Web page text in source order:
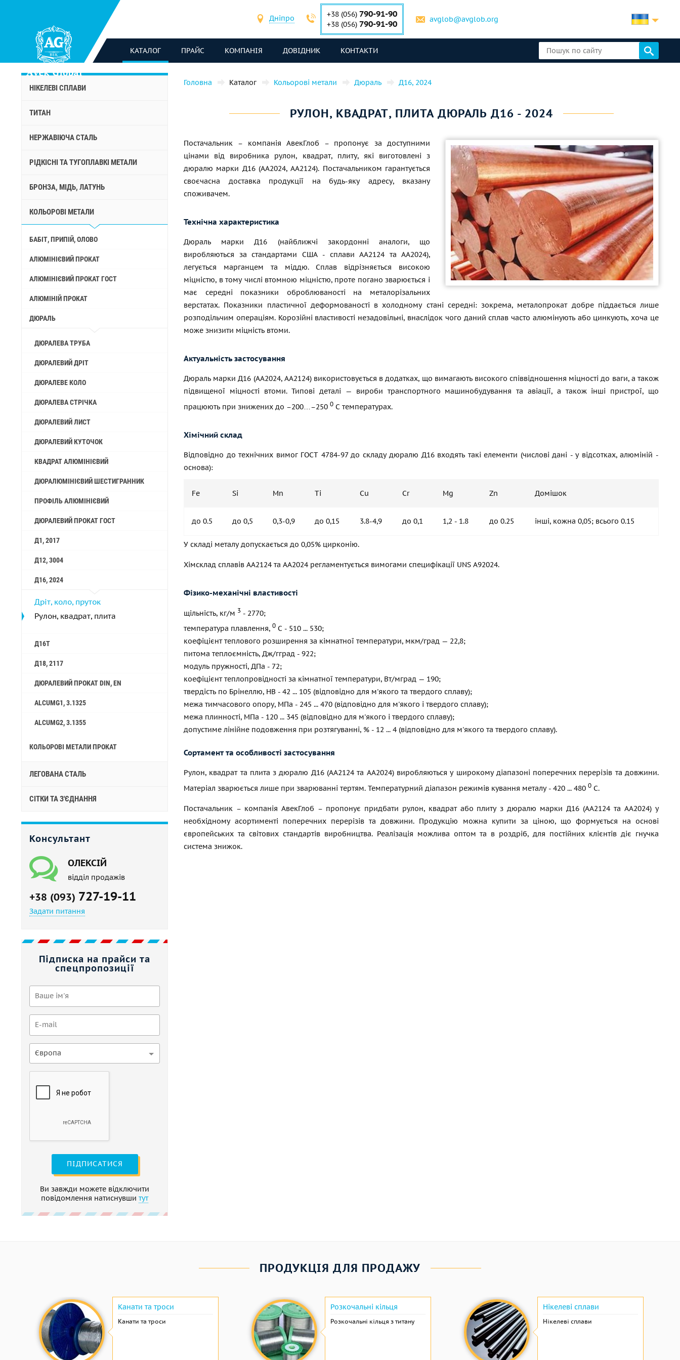
Дніпро +38 (056) 790-91-90
+38 (056) 790-91-90 avglob@avglob.org
КАТАЛОГ ПРАЙС КОМПАНІЯ ДОВІДНИК КОНТАКТИ
НІКЕЛЕВІ СПЛАВИ
ТИТАН
НЕРЖАВІЮЧА СТАЛЬ
РІДКІСНІ ТА ТУГОПЛАВКІ МЕТАЛИ
БРОНЗА, МІДЬ, ЛАТУНЬ
КОЛЬОРОВІ МЕТАЛИ
БАБІТ, ПРИПІЙ, ОЛОВО
АЛЮМІНІЄВИЙ ПРОКАТ
АЛЮМІНІЄВИЙ ПРОКАТ ГОСТ
АЛЮМІНІЙ ПРОКАТ
ДЮРАЛЬ
ДЮРАЛЕВА ТРУБА
ДЮРАЛЕВИЙ ДРІТ
ДЮРАЛЕВЕ КОЛО
ДЮРАЛЕВА СТРІЧКА
ДЮРАЛЕВИЙ ЛИСТ
ДЮРАЛЕВИЙ КУТОЧОК
КВАДРАТ АЛЮМІНІЄВИЙ
ДЮРАЛЮМІНІЄВИЙ ШЕСТИГРАННИК
ПРОФІЛЬ АЛЮМІНІЄВИЙ
ДЮРАЛЕВИЙ ПРОКАТ ГОСТ
Д1, 2017
Д12, 3004
Д16, 2024
Дріт, коло, пруток
Рулон, квадрат, плита
Д16Т
Д18, 2117
ДЮРАЛЕВИЙ ПРОКАТ DIN, EN
ALCUMG1, 3.1325
ALCUMG2, 3.1355
КОЛЬОРОВІ МЕТАЛИ ПРОКАТ
ЛЕГОВАНА СТАЛЬ
СІТКИ ТА З'ЄДНАННЯ
Консультант
ОЛЕКСІЙ
відділ продажів
+38 (093) 727-19-11
Задати питання
Підписка на прайси та
спецпропозиції
Європа
ПІДПИСАТИСЯ
Ви завжди можете відключити
повідомлення натиснувши тут
Головна Каталог Кольорові метали Дюраль Д16, 2024
РУЛОН, КВАДРАТ, ПЛИТА ДЮРАЛЬ Д16 - 2024
Постачальник – компанія АвекГлоб – пропонує за доступними
цінами від виробника рулон, квадрат, плиту, які виготовлені з
дюралю марки Д16 (АА2024, АА2124). Постачальником гарантується
своєчасна доставка продукції на будь-яку адресу, вказану
споживачем.
Технічна характеристика
Дюраль марки Д16 (найближчі закордонні аналоги, що
виробляються за стандартами США - сплави АА2124 та АА2024),
легується марганцем та міддю. Сплав відрізняється високою
міцністю, в тому числі втомною міцністю, проте погано зварюється і
має середні показники оброблюваності на металорізальних
верстатах. Показники пластичної деформованості в холодному стані середні: зокрема, металопрокат добре піддається лише
розподільчим операціям. Корозійні властивості незадовільні, внаслідок чого даний сплав часто алюмінують або цинкують, хоча це
може знизити міцність втоми.
Актуальність застосування
Дюраль марки Д16 (АА2024, АА2124) використовується в додатках, що вимагають високого співвідношення міцності до ваги, а також
підвищеної міцності втоми. Типові деталі — вироби транспортного машинобудування та авіації, а також інші пристрої, що
працюють при знижених до –200…–250 0 С температурах.
Хімічний склад
Відповідно до технічних вимог ГОСТ 4784-97до складу дюралю Д16 входять такі елементи (числові дані - у відсотках, алюміній -
основа):
Fe Si Mn Ti Cu Cr Mg Zn Домішок
до 0.5 до 0,5 0,3-0,9 до 0,15 3.8-4,9 до 0,1 1,2 - 1.8 до 0.25 інші, кожна 0,05; всього 0.15
У складі металу допускається до 0,05% цирконію.
Хімсклад сплавів АА2124 та АА2024 регламентується вимогами специфікації UNS А92024.
Фізико-механічні властивості
щільність, кг/м 3 - 2770;
температура плавлення, 0 С - 510 ... 530;
коефіцієнт теплового розширення за кімнатної температури, мкм/град — 22,8;
питома теплоємність, Дж/гград - 922;
модуль пружності, ДПа - 72;
коефіцієнт теплопровідності за кімнатної температури, Вт/мград — 190;
твердість по Брінеллю, НВ - 42 ... 105 (відповідно для м'якого та твердого сплаву);
межа тимчасового опору, МПа - 245 ... 470 (відповідно для м'якого і твердого сплаву);
межа плинності, МПа - 120 ... 345 (відповідно для м'якого і твердого сплаву);
допустиме лінійне подовження при розтягуванні, % - 12 ... 4 (відповідно для м'якого та твердого сплаву).
Сортамент та особливості застосування
Рулон, квадрат та плита з дюралю Д16 (АА2124 та АА2024) виробляються у широкому діапазоні поперечних перерізів та довжини.
Матеріал зварюється лише при зварюванні тертям. Температурний діапазон режимів кування металу - 420 ... 480 0 С.
Постачальник – компанія АвекГлоб – пропонує придбати рулон, квадрат або плиту з дюралю марки Д16 (АА2124 та АА2024) у
необхідному асортименті поперечних перерізів та довжини. Продукцію можна купити за ціною, що формується на основі
європейських та світових стандартів виробництва. Реалізація можлива оптом та в роздріб, для постійних клієнтів діє гнучка
система знижок.
ПРОДУКЦІЯ ДЛЯ ПРОДАЖУ
Канати та троси
Канати та троси
Розкочальні кільця
Розкочальні кільця з титану
Нікелеві сплави
Нікелеві сплави